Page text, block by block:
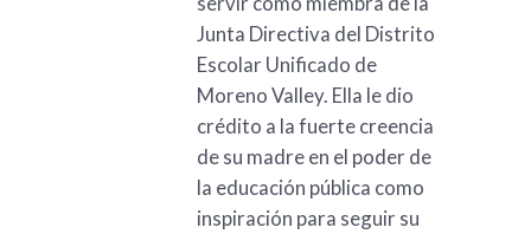
Junta Directiva del Distrito
Escolar Unificado de
Moreno Valley. Ella le dio
crédito a la fuerte creencia
de su madre en el poder de
la educación pública como
inspiración para seguir su